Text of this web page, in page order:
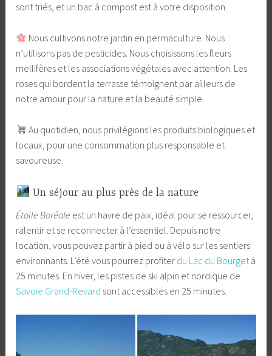
sont triés, et un bac à compost est à votre disposition.
Nous cultivons notre jardin en permaculture. Nous
n’utilisons pas de pesticides. Nous choisissons les fleurs
mellifères et les associations végétales avec attention. Les
roses qui bordent la terrasse témoignent par ailleurs de
notre amour pour la nature et la beauté simple.
Au quotidien, nous privilégions les produits biologiques et
locaux, pour une consommation plus responsable et
savoureuse.
Un séjour au plus près de la nature
Étoile Boréale est un havre de paix, idéal pour se ressourcer,
ralentir et se reconnecter à l’essentiel. Depuis notre
location, vous pouvez partir à pied ou à vélo sur les sentiers
environnants. L’été vous pourrez profiter du Lac du Bourgetà
25 minutes. En hiver, les pistes de ski alpin et nordique de
Savoie Grand-Revard sont accessibles en 25 minutes.